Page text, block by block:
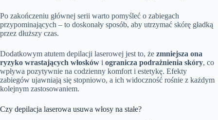
Po zakończeniu głównej serii warto pomyśleć o zabiegach
przypominających – to doskonały sposób, aby utrzymać skórę gładką
przez dłuższy czas.
Dodatkowym atutem depilacji laserowej jest to, że zmniejsza ona
ryzyko wrastających włosków i ogranicza podrażnienia skóry, co
wpływa pozytywnie na codzienny komfort i estetykę. Efekty
zabiegów ujawniają się stopniowo, a ich widoczność rośnie z każdym
kolejnym zastosowaniem.
Czy depilacja laserowa usuwa włosy na stałe?